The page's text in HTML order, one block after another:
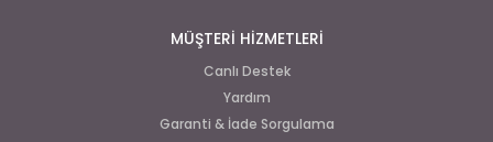
MÜŞTERİ HİZMETLERİ
Canlı Destek
Yardım
Garanti & İade Sorgulama